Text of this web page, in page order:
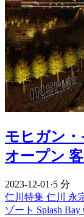
モヒガン
オープン
2023-12-01 ·5 分
仁川特集 仁川 永
ゾート Splash Bay